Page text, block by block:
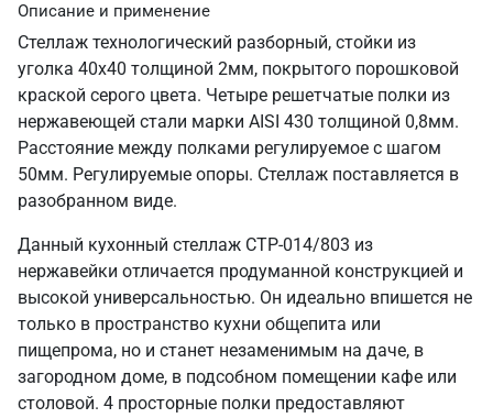
Описание и применение
Стеллаж технологический разборный, стойки из
уголка 40х40 толщиной 2мм, покрытого порошковой
краской серого цвета. Четыре решетчатые полки из
нержавеющей стали марки AISI 430 толщиной 0,8мм.
Расстояние между полками регулируемое с шагом
50мм. Регулируемые опоры. Стеллаж поставляется в
разобранном виде.
Данный кухонный стеллаж СТР-014/803 из
нержавейки отличается продуманной конструкцией и
высокой универсальностью. Он идеально впишется не
только в пространство кухни общепита или
пищепрома, но и станет незаменимым на даче, в
загородном доме, в подсобном помещении кафе или
столовой. 4 просторные полки предоставляют